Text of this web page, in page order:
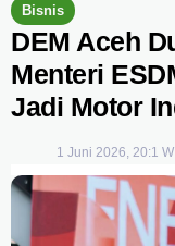
Bisnis
DEM Aceh
Menteri
Jadi Motor
1 Juni 2026, 20:1